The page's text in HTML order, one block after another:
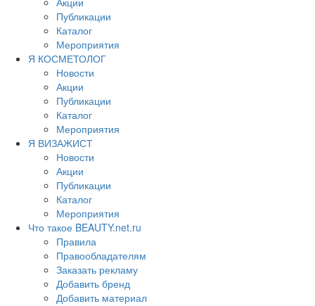
Публикации
Каталог
Мероприятия
Я КОСМЕТОЛОГ
Новости
Акции
Публикации
Каталог
Мероприятия
Я ВИЗАЖИСТ
Новости
Акции
Публикации
Каталог
Мероприятия
Что такое BEAUTY.net.ru
Правила
Правообладателям
Заказать рекламу
Добавить бренд
Добавить материал